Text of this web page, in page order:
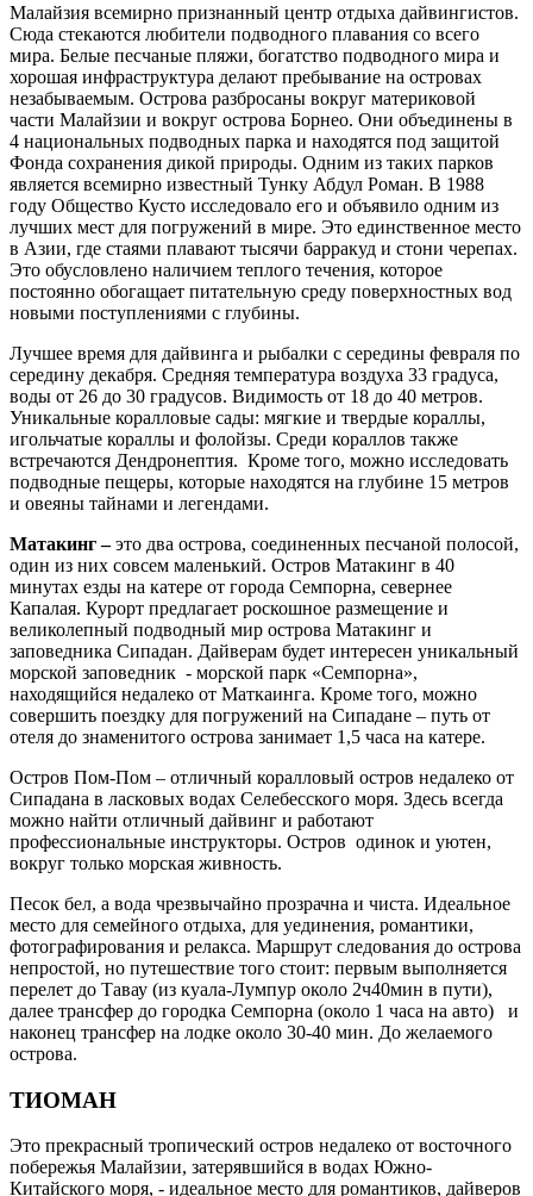
Малайзия всемирно признанный центр отдыха дайвингистов.
Сюда стекаются любители подводного плавания со всего
мира. Белые песчаные пляжи, богатство подводного мира и
хорошая инфраструктура делают пребывание на островах
незабываемым. Острова разбросаны вокруг материковой
части Малайзии и вокруг острова Борнео. Они объединены в
4 национальных подводных парка и находятся под защитой
Фонда сохранения дикой природы. Одним из таких парков
является всемирно известный Тунку Абдул Роман. В 1988
году Общество Кусто исследовало его и объявило одним из
лучших мест для погружений в мире. Это единственное место
в Азии, где стаями плавают тысячи барракуд и стони черепах.
Это обусловлено наличием теплого течения, которое
постоянно обогащает питательную среду поверхностных вод
новыми поступлениями с глубины.
Лучшее время для дайвинга и рыбалки с середины февраля по
середину декабря. Средняя температура воздуха 33 градуса,
воды от 26 до 30 градусов. Видимость от 18 до 40 метров.
Уникальные коралловые сады: мягкие и твердые кораллы,
игольчатые кораллы и фолойзы. Среди кораллов также
встречаются Дендронептия. Кроме того, можно исследовать
подводные пещеры, которые находятся на глубине 15 метров
и овеяны тайнами и легендами.
Матакинг –это два острова, соединенных песчаной полосой,
один из них совсем маленький. Остров Матакинг в 40
минутах езды на катере от города Семпорна, севернее
Капалая. Курорт предлагает роскошное размещение и
великолепный подводный мир острова Матакинг и
заповедника Сипадан. Дайверам будет интересен уникальный
морской заповедник - морской парк «Семпорна»,
находящийся недалеко от Маткаинга. Кроме того, можно
совершить поездку для погружений на Сипадане – путь от
отеля до знаменитого острова занимает 1,5 часа на катере.
Остров Пом-Пом – отличный коралловый остров недалеко от
Сипадана в ласковых водах Селебесского моря. Здесь всегда
можно найти отличный дайвинг и работают
профессиональные инструкторы. Остров одинок и уютен,
вокруг только морская живность.
Песок бел, а вода чрезвычайно прозрачна и чиста. Идеальное
место для семейного отдыха, для уединения, романтики,
фотографирования и релакса. Маршрут следования до острова
непростой, но путешествие того стоит: первым выполняется
перелет до Тавау (из куала-Лумпур около 2ч40мин в пути),
далее трансфер до городка Семпорна (около 1 часа на авто) и
наконец трансфер на лодке около 30-40 мин. До желаемого
острова.
ТИОМАН
Это прекрасный тропический остров недалеко от восточного
побережья Малайзии, затерявшийся в водах Южно-
Китайского моря, - идеальное место для романтиков, дайверов